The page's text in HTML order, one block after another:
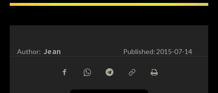
Author: Jean Published:2015-07-14